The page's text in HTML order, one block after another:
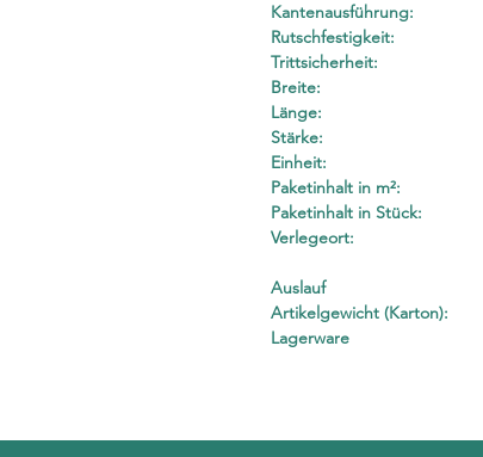
Kantenausführung:
Rutschfestigkeit:
Trittsicherheit:
Breite:
Länge:
Stärke:
Einheit:
Paketinhalt in m²:
Paketinhalt in Stück:
Verlegeort:
Auslauf
Artikelgewicht (Karton):
Lagerware